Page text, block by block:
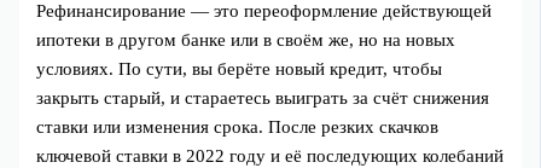
Рефинансирование — это переоформление действующей
ипотеки в другом банке или в своём же, но на новых
условиях. По сути, вы берёте новый кредит, чтобы
закрыть старый, и стараетесь выиграть за счёт снижения
ставки или изменения срока. После резких скачков
ключевой ставки в 2022 году и её последующих колебаний